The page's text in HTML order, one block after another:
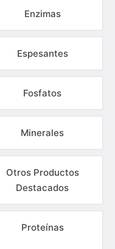
Enzimas
Espesantes
Fosfatos
Minerales
Otros Productos
Destacados
Proteínas